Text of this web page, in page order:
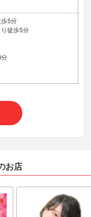
歩5分
徒歩5分
分
お店